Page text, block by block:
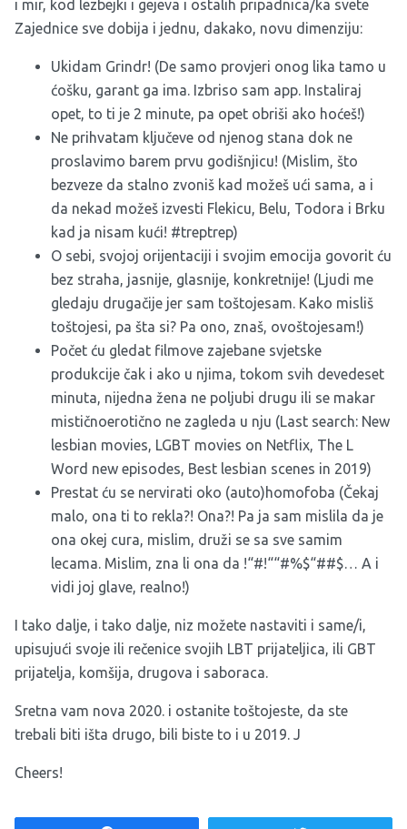
i mir, kod lezbejki i gejeva i ostalih pripadnica/ka svete
Zajednice sve dobija i jednu, dakako, novu dimenziju:
Ukidam Grindr! (De samo provjeri onog lika tamo u
ćošku, garant ga ima. Izbriso sam app. Instaliraj
opet, to ti je 2 minute, pa opet obriši ako hoćeš!)
Ne prihvatam ključeve od njenog stana dok ne
proslavimo barem prvu godišnjicu! (Mislim, što
bezveze da stalno zvoniš kad možeš ući sama, a i
da nekad možeš izvesti Flekicu, Belu, Todora i Brku
kad ja nisam kući! #treptrep)
O sebi, svojoj orijentaciji i svojim emocija govorit ću
bez straha, jasnije, glasnije, konkretnije! (Ljudi me
gledaju drugačije jer sam toštojesam. Kako misliš
toštojesi, pa šta si? Pa ono, znaš, ovoštojesam!)
Počet ću gledat filmove zajebane svjetske
produkcije čak i ako u njima, tokom svih devedeset
minuta, nijedna žena ne poljubi drugu ili se makar
mističnoerotično ne zagleda u nju (Last search: New
lesbian movies, LGBT movies on Netflix, The L
Word new episodes, Best lesbian scenes in 2019)
Prestat ću se nervirati oko (auto)homofoba (Čekaj
malo, ona ti to rekla?! Ona?! Pa ja sam mislila da je
ona okej cura, mislim, druži se sa sve samim
lecama. Mislim, zna li ona da !“#!““#%$“##$… A i
vidi joj glave, realno!)
I tako dalje, i tako dalje, niz možete nastaviti i same/i,
upisujući svoje ili rečenice svojih LBT prijateljica, ili GBT
prijatelja, komšija, drugova i saboraca.
Sretna vam nova 2020. i ostanite toštojeste, da ste
trebali biti išta drugo, bili biste to i u 2019. J
Cheers!